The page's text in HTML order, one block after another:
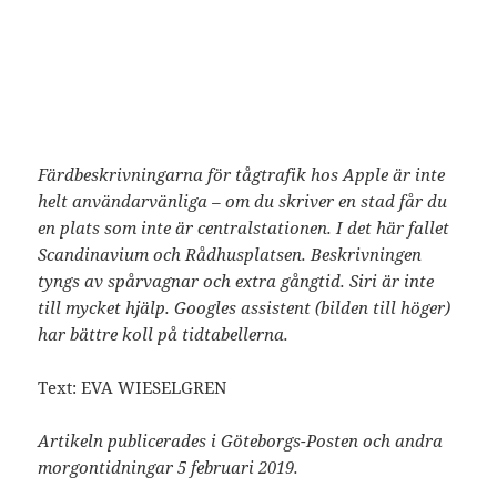
Färdbeskrivningarna för tågtrafik hos Apple är inte
helt användarvänliga – om du skriver en stad får du
en plats som inte är centralstationen. I det här fallet
Scandinavium och Rådhusplatsen. Beskrivningen
tyngs av spårvagnar och extra gångtid. Siri är inte
till mycket hjälp. Googles assistent (bilden till höger)
har bättre koll på tidtabellerna.
Text: EVA WIESELGREN
Artikeln publicerades i Göteborgs-Posten och andra
morgontidningar 5 februari 2019.